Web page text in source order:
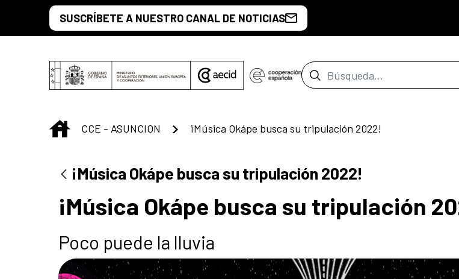
Saltar al contenido principal
SUSCRÍBETE A NUESTRO CANAL DE NOTICIAS
Barra de búsqueda
INICIO
CCE - ASUNCION ¡Música Okápe busca su tripulación 2022!
¡Música Okápe busca su tripulación 2022!
¡Música Okápe busca su tripulación
Poco puede la lluvia